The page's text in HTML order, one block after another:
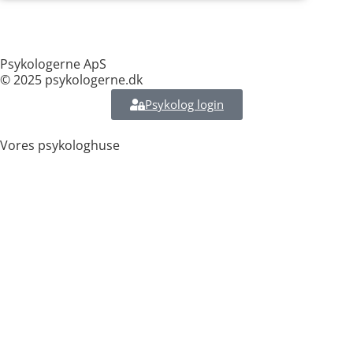
Psykologerne ApS
© 2025 psykologerne.dk
Psykolog login
Vores psykologhuse